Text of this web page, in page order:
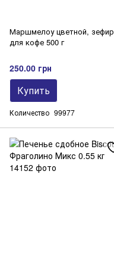
Маршмелоу цветной, зефир
для кофе 500 г
250.00 грн
Купить
Количество 99977